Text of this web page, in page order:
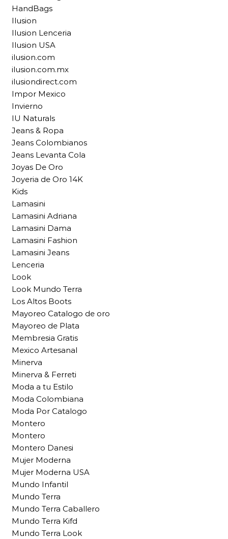
HandBags
Ilusion
Ilusion Lenceria
Ilusion USA
ilusion.com
ilusion.com.mx
ilusiondirect.com
Impor Mexico
Invierno
IU Naturals
Jeans & Ropa
Jeans Colombianos
Jeans Levanta Cola
Joyas De Oro
Joyeria de Oro 14K
Kids
Lamasini
Lamasini Adriana
Lamasini Dama
Lamasini Fashion
Lamasini Jeans
Lenceria
Look
Look Mundo Terra
Los Altos Boots
Mayoreo Catalogo de oro
Mayoreo de Plata
Membresia Gratis
Mexico Artesanal
Minerva
Minerva & Ferreti
Moda a tu Estilo
Moda Colombiana
Moda Por Catalogo
Montero
Montero
Montero Danesi
Mujer Moderna
Mujer Moderna USA
Mundo Infantil
Mundo Terra
Mundo Terra Caballero
Mundo Terra Kifd
Mundo Terra Look